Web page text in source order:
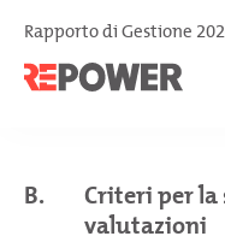
Rapporto di Gestione
B.
Criteri per la
valutazioni